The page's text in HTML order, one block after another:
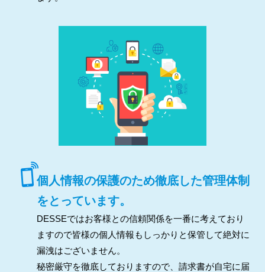
個人情報の保護のため徹底した管理体制
をとっています。
DESSEではお客様との信頼関係を一番に考えており
ますので皆様の個人情報もしっかりと保管して絶対に
漏洩はございません。
秘密厳守を徹底しておりますので、請求書が自宅に届